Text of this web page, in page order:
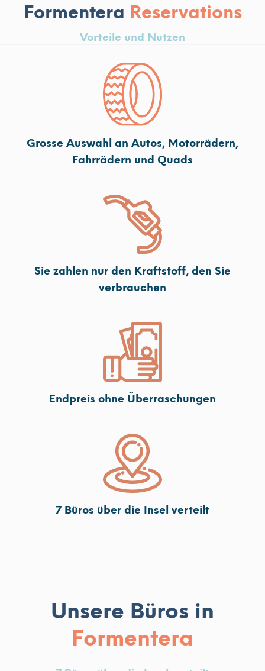
Formentera Reservations
Vorteile und Nutzen
Grosse Auswahl an Autos, Motorrädern,
Fahrrädern und Quads
Sie zahlen nur den Kraftstoff, den Sie
verbrauchen
Endpreis ohne Überraschungen
7 Büros über die Insel verteilt
Unsere Büros in
Formentera